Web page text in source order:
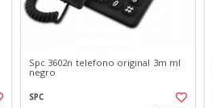
Spc 3602n telefono original 3m ml
negro
SPC